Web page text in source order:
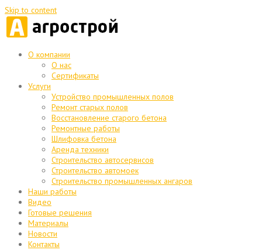
Skip to content
О компании
О нас
Сертификаты
Услуги
Устройство промышленных полов
Ремонт старых полов
Восстановление старого бетона
Ремонтные работы
Шлифовка бетона
Аренда техники
Строительство автосервисов
Строительство автомоек
Строительство промышленных ангаров
Наши работы
Видео
Готовые решения
Материалы
Новости
Контакты